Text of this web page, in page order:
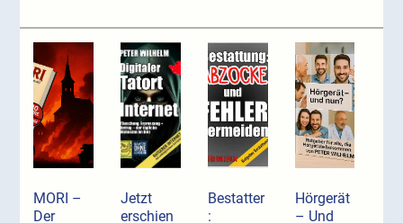
MORI –
Der
Jetzt
erschien
Bestatter
:
Hörgerät
– Und